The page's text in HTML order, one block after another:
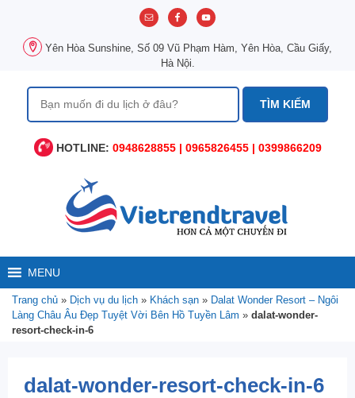
Yên Hòa Sunshine, Số 09 Vũ Phạm Hàm, Yên Hòa, Cầu Giấy,
Hà Nội.
Tìm
kiếm
HOTLINE: 0948628855 | 0965826455 | 0399866209
MENU
Trang chủ » Dịch vụ du lịch » Khách sạn » Dalat Wonder Resort – Ngôi
Làng Châu Âu Đẹp Tuyệt Vời Bên Hồ Tuyền Lâm » dalat-wonder-
resort-check-in-6
dalat-wonder-resort-check-in-6